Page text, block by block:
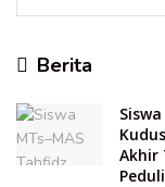
Berita
Akhir